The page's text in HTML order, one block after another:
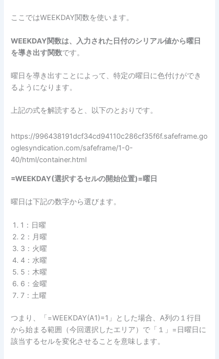
ここではWEEKDAY関数を使います。
WEEKDAY関数は、入力された日付のシリアル値から曜日
を導き出す関数です。
曜日を導き出すことによって、特定の曜日に色付けができ
るようになります。
上記の式を解読すると、以下のとおりです。
https://996438191dcf34cd94110c286cf35f6f.safeframe.go
oglesyndication.com/safeframe/1-0-
40/html/container.html
=WEEKDAY(選択するセルの開始位置)=曜日
曜日は下記の数字から選びます。
1：日曜
2：月曜
3：火曜
4：水曜
5：木曜
6：金曜
7：土曜
つまり、「=WEEKDAY(A1)=1」とした場合、A列の１行目
から始まる範囲（今回選択したエリア）で「１」=日曜日に
該当するセルを変化させることを意味します。